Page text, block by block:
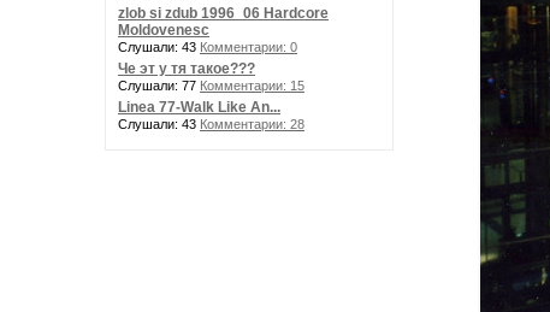
zlob si zdub 1996_06 Hardcore
Moldovenesc
Слушали: 43 Комментарии: 0
Че эт у тя такое???
Слушали: 77 Комментарии: 15
Linea 77-Walk Like An...
Слушали: 43 Комментарии: 28